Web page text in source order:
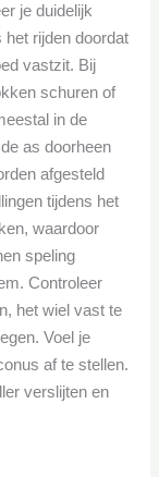
je duidelijk
rijden doordat
vastzit. Bij
schuren of
in de
as doorheen
afgesteld
tijdens het
waardoor
speling
Controleer
het wiel vast te
Voel je
af te stellen.
verslijten en